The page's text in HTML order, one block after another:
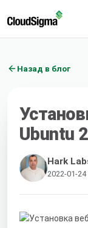
Назад в блог
Ubuntu
Hark
2022-01-24